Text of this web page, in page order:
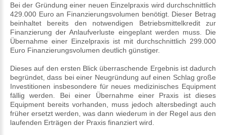
Bei der Gründung einer neuen Einzelpraxis wird durchschnittlich
429.000 Euro an Finanzierungsvolumen benötigt. Dieser Betrag
beinhaltet bereits den notwendigen Betriebsmittelkredit zur
Finanzierung der Anlaufverluste eingeplant werden muss. Die
Übernahme einer Einzelpraxis ist mit durchschnittlich 299.000
Euro Finanzierungsvolumen deutlich günstiger.
Dieses auf den ersten Blick überraschende Ergebnis ist dadurch
begründet, dass bei einer Neugründung auf einen Schlag große
Investitionen insbesondere für neues medizinisches Equipment
fällig werden. Bei einer Übernahme einer Praxis ist dieses
Equipment bereits vorhanden, muss jedoch altersbedingt auch
früher ersetzt werden, was dann wiederum in der Regel aus den
laufenden Erträgen der Praxis finanziert wird.